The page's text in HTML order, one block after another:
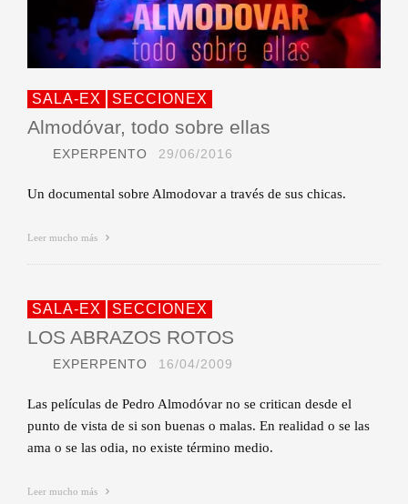
SALA-EX SECCIONEX
Almodóvar, todo sobre ellas
EXPERPENTO 29/06/2016
Un documental sobre Almodovar a través de sus chicas.
Leer mucho más
SALA-EX SECCIONEX
LOS ABRAZOS ROTOS
EXPERPENTO 16/04/2009
Las películas de Pedro Almodóvar no se critican desde el
punto de vista de si son buenas o malas. En realidad o se las
ama o se las odia, no existe término medio.
Leer mucho más